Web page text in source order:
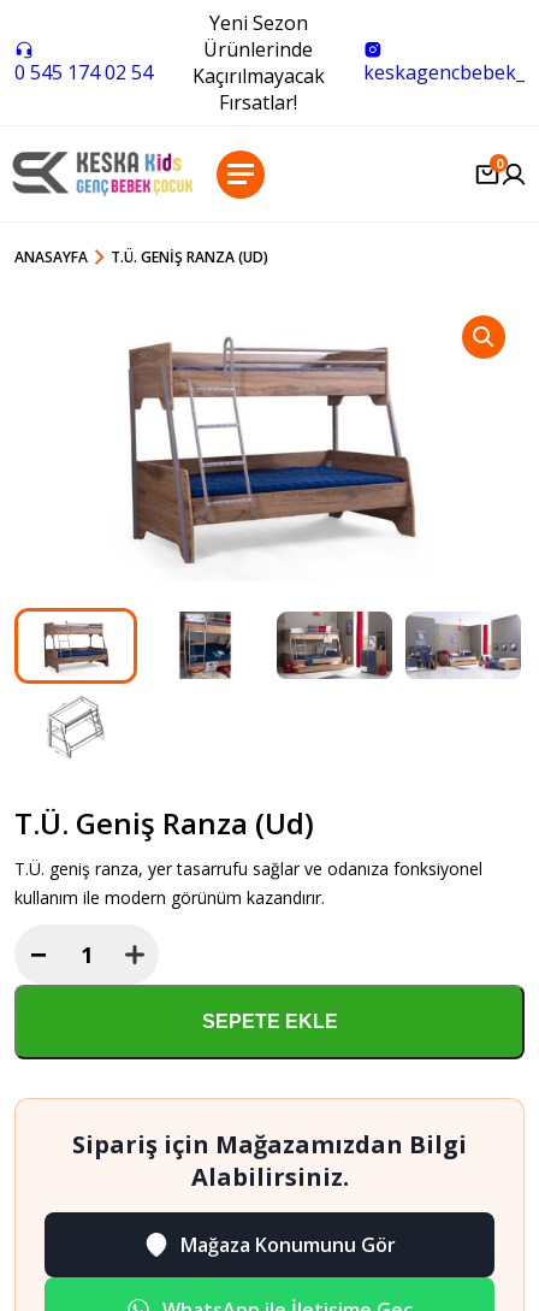
0 545 174 02 54
Yeni Sezon
Ürünlerinde
Kaçırılmayacak
Fırsatlar!
keskagencbebek_
0
ANASAYFA T.Ü. GENIŞ RANZA (UD)
T.Ü. Geniş Ranza (Ud)
T.Ü. geniş ranza, yer tasarrufu sağlar ve odanıza fonksiyonel
kullanım ile modern görünüm kazandırır.
T.Ü.
Geniş
(Ud)
−
SEPETE EKLE
Sipariş için Mağazamızdan Bilgi
Alabilirsiniz.
Mağaza Konumunu Gör